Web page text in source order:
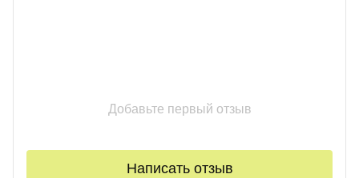
Добавьте первый отзыв
Написать отзыв